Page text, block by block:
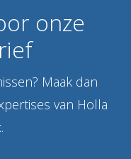
onze
Maak dan
van Holla